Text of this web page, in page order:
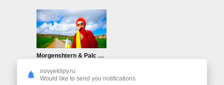
Morgenshtern & Palc — Turn It On!
novyeklipy.ru
Would like to send you notifications